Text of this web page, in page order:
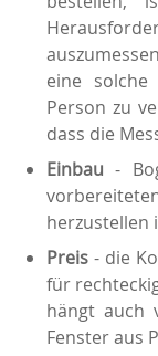
eine solche
Person zu
dass die
Einbau -
herzustellen
Preis- die
für
hängt auch
Fenster aus